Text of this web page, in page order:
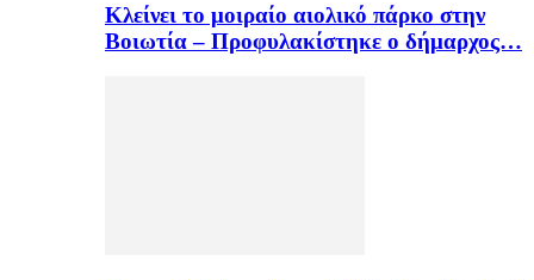
Κλείνει το μοιραίο αιολικό πάρκο στην
Βοιωτία – Προφυλακίστηκε ο δήμαρχος…